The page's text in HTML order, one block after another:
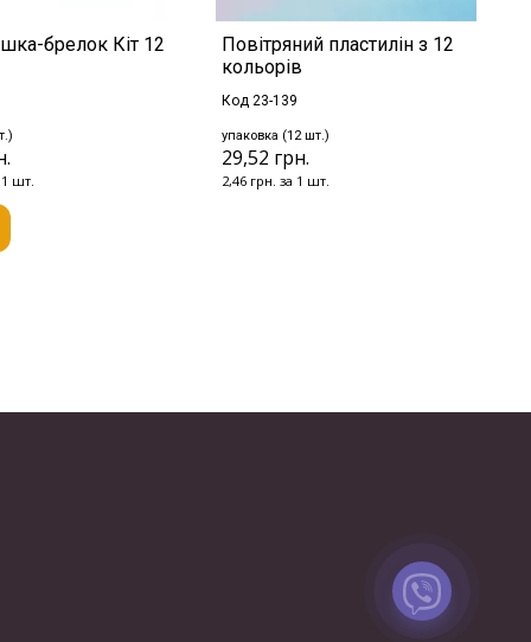
брелок Кіт 12
шт.
Повітряний пластилін з 12
кольорів
Код 23-139
упаковка (12 шт.)
29,52 грн.
2,46 грн. за 1 шт.